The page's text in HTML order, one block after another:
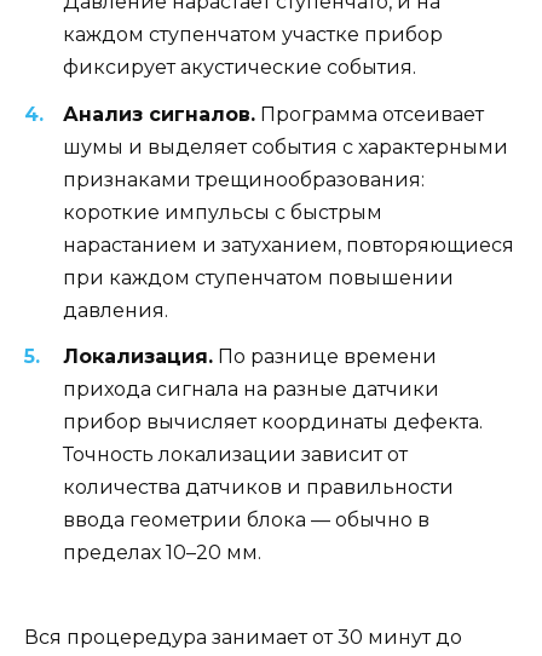
каждом ступенчатом участке прибор
фиксирует акустические события.
Анализ сигналов. Программа отсеивает
шумы и выделяет события с характерными
признаками трещинообразования:
короткие импульсы с быстрым
нарастанием и затуханием, повторяющиеся
при каждом ступенчатом повышении
давления.
Локализация. По разнице времени
прихода сигнала на разные датчики
прибор вычисляет координаты дефекта.
Точность локализации зависит от
количества датчиков и правильности
ввода геометрии блока — обычно в
пределах 10–20 мм.
Вся процередура занимает от 30 минут до